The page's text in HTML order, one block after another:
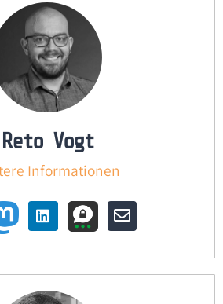
Reto Vogt
Informationen